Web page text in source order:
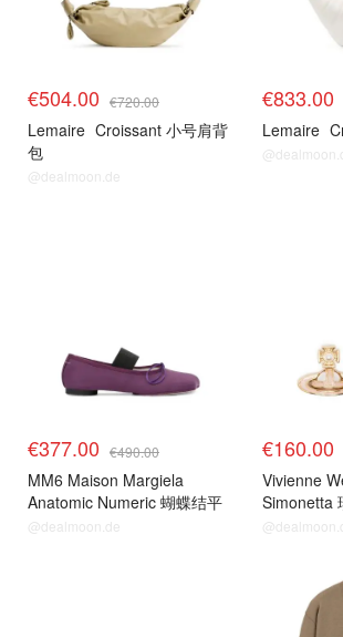
€504.00 €720.00
Lemaire Croissant 小号肩背
包
@dealmoon.de
€833.00
Lemaire
€377.00 €490.00
MM6 Maison Margiela
Anatomic Numeric 蝴蝶结平
底鞋
@dealmoon.de
€160.00
Vivienne
Simonetta